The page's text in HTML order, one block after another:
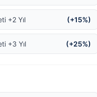
+2 Yıl (+15%)
+3 Yıl (+25%)